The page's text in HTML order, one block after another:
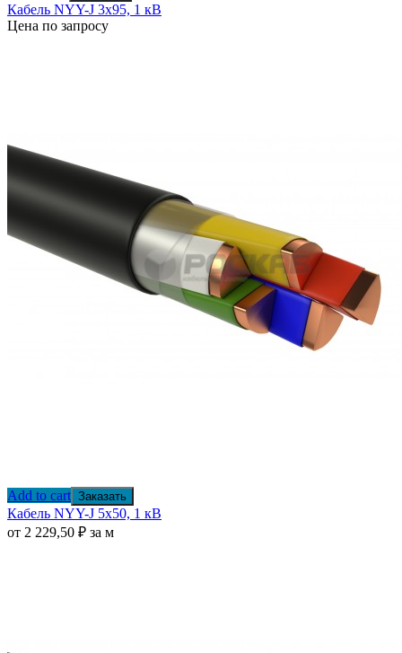
Кабель NYY-J 3х95, 1 кВ
Цена по запросу
Add to cart Заказать
Кабель NYY-J 5х50, 1 кВ
от 2 229,50 ₽ за м